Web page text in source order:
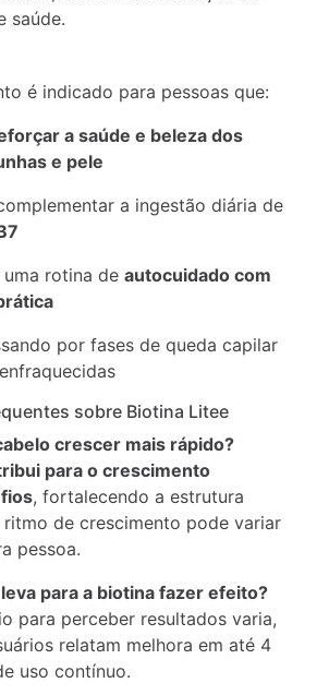
saúde.
é indicado para pessoas que:
a saúde e beleza dos
e pele
a ingestão diária de
uma rotina de autocuidado com
por fases de queda capilar
sobre Biotina Litee
crescer mais rápido?
para o crescimento
, fortalecendo a estrutura
ritmo de crescimento pode variar
pessoa.
para a biotina fazer efeito?
para perceber resultados varia,
relatam melhora em até 4
uso contínuo.